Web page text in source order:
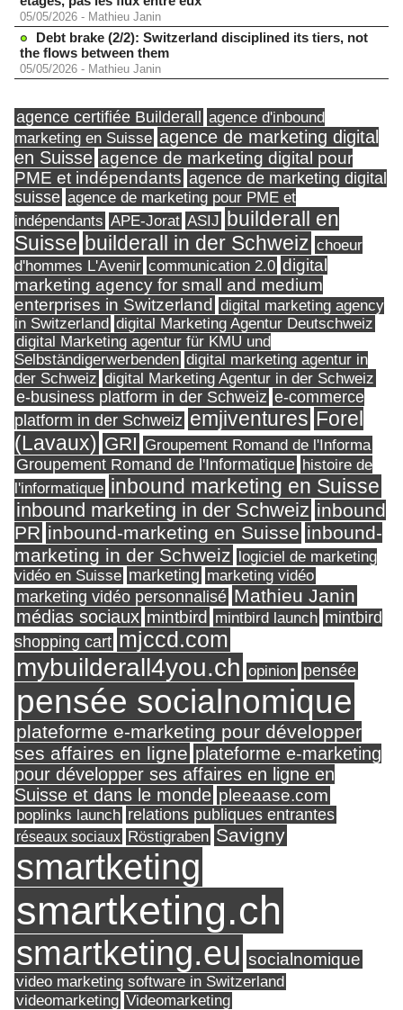
05/05/2026 - Mathieu Janin
Debt brake (2/2): Switzerland disciplined its tiers, not
the flows between them
05/05/2026 - Mathieu Janin
agence certifiée Builderall
agence d'inbound
marketing en Suisse agence de marketing digital
en Suisse agence de marketing digital pour
PME et indépendants agence de marketing digital
suisse agence de marketing pour PME et
indépendants APE-Jorat ASIJ builderall en
Suisse builderall in der Schweiz choeur
d'hommes L'Avenir communication 2.0 digital
marketing agency for small and medium
enterprises in Switzerland digital marketing agency
in Switzerland digital Marketing Agentur Deutschweiz
digital Marketing agentur für KMU und
Selbständigerwerbenden digital marketing agentur in
der Schweiz digital Marketing Agentur in der Schweiz
e-business platform in der Schweiz e-commerce
platform in der Schweiz emjiventures Forel
(Lavaux) GRI Groupement Romand de l'Informa
Groupement Romand de l'Informatique histoire de
l'informatique inbound marketing en Suisse
inbound marketing in der Schweiz inbound
PR inbound-marketing en Suisse inbound-
marketing in der Schweiz logiciel de marketing
vidéo en Suisse marketing marketing vidéo
marketing vidéo personnalisé Mathieu Janin
médias sociaux mintbird mintbird launch mintbird
shopping cart mjccd.com
mybuilderall4you.ch opinion pensée
pensée socialnomique
plateforme e-marketing pour développer
ses affaires en ligne plateforme e-marketing
pour développer ses affaires en ligne en
Suisse et dans le monde pleeaase.com
poplinks launch relations publiques entrantes
réseaux sociaux Röstigraben Savigny
smartketing
smartketing.ch
smartketing.eu socialnomique
video marketing software in Switzerland
videomarketing Videomarketing